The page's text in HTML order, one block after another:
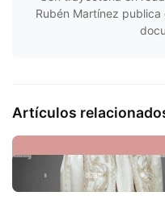
Rubén Martínez
Artículos